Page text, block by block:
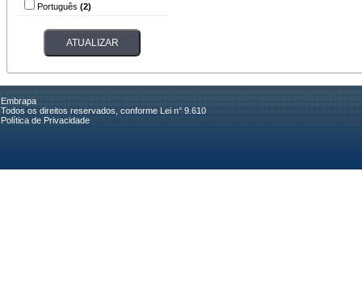
Português (2)
Embrapa
Todos os direitos reservados, conforme Lei n° 9.610
Política de Privacidade